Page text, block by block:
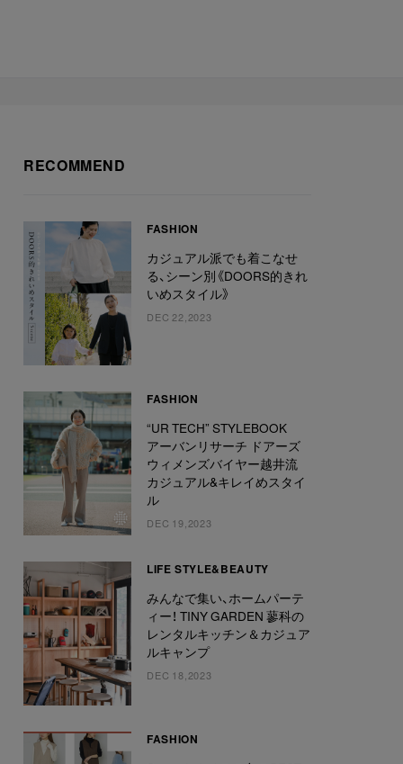
RECOMMEND
FASHION
カジュアル派でも着こなせ
る、シーン別《DOORS的きれ
いめスタイル》
DEC 22,2023
FASHION
“UR TECH” STYLEBOOK
アーバンリサーチ ドアーズ
ウィメンズバイヤー越井流
カジュアル&キレイめスタイ
ル
DEC 19,2023
LIFE STYLE&BEAUTY
みんなで集い、ホームパーテ
ィー！ TINY GARDEN 蓼科の
レンタルキッチン＆カジュア
ルキャンプ
DEC 18,2023
FASHION